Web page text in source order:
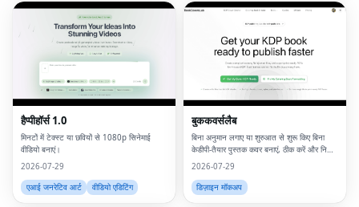
हैप्पीहॉर्स 1.0
मिनटों में टेक्स्ट या छवियों से 1080p सिनेमाई
वीडियो बनाएं।
2026-07-29
एआई जनरेटिव आर्ट
वीडियो एडिटिंग
बुककवर्सलैब
बिना अनुमान लगाए या शुरुआत से शुरू किए बिना
केडीपी-तैयार पुस्तक कवर बनाएं, ठीक करें और निर्यात
करें।
2026-07-29
डिज़ाइन मॉकअप